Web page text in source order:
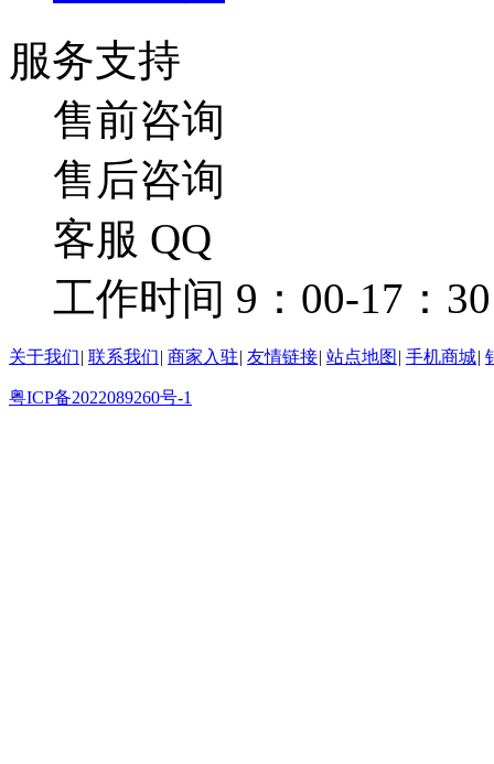
服务支持
售前咨询
售后咨询
客服 QQ
工作时间 9：00-17：30
关于我们| 联系我们| 商家入驻| 友情链接| 站点地图 | 手机商城|
粤ICP备2022089260号-1